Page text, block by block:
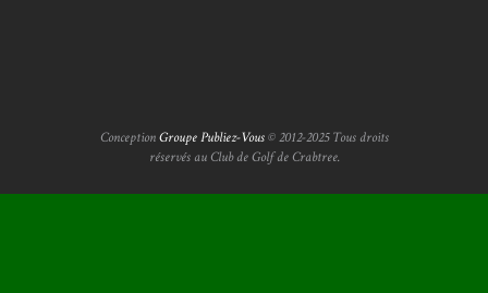
ConceptionGroupe Publiez-Vous© 2012-2025 Tous droits
réservés au Club de Golf de Crabtree.